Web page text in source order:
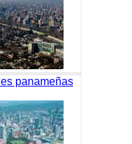
panameñas